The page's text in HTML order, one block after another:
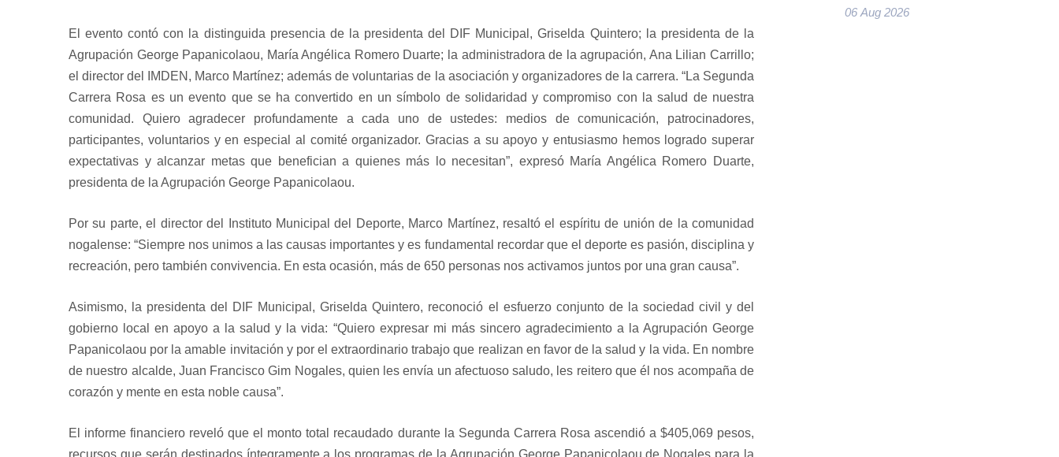
El evento contó con la distinguida presencia de la presidenta del DIF Municipal, Griselda Quintero; la presidenta de la
Agrupación George Papanicolaou, María Angélica Romero Duarte; la administradora de la agrupación, Ana Lilian Carrillo;
el director del IMDEN, Marco Martínez; además de voluntarias de la asociación y organizadores de la carrera. “La Segunda
Carrera Rosa es un evento que se ha convertido en un símbolo de solidaridad y compromiso con la salud de nuestra
comunidad. Quiero agradecer profundamente a cada uno de ustedes: medios de comunicación, patrocinadores,
participantes, voluntarios y en especial al comité organizador. Gracias a su apoyo y entusiasmo hemos logrado superar
expectativas y alcanzar metas que benefician a quienes más lo necesitan”, expresó María Angélica Romero Duarte,
presidenta de la Agrupación George Papanicolaou.
Por su parte, el director del Instituto Municipal del Deporte, Marco Martínez, resaltó el espíritu de unión de la comunidad
nogalense: “Siempre nos unimos a las causas importantes y es fundamental recordar que el deporte es pasión, disciplina y
recreación, pero también convivencia. En esta ocasión, más de 650 personas nos activamos juntos por una gran causa”.
Asimismo, la presidenta del DIF Municipal, Griselda Quintero, reconoció el esfuerzo conjunto de la sociedad civil y del
gobierno local en apoyo a la salud y la vida: “Quiero expresar mi más sincero agradecimiento a la Agrupación George
Papanicolaou por la amable invitación y por el extraordinario trabajo que realizan en favor de la salud y la vida. En nombre
de nuestro alcalde, Juan Francisco Gim Nogales, quien les envía un afectuoso saludo, les reitero que él nos acompaña de
corazón y mente en esta noble causa”.
El informe financiero reveló que el monto total recaudado durante la Segunda Carrera Rosa ascendió a $405,069 pesos,
recursos que serán destinados íntegramente a los programas de la Agrupación George Papanicolaou de Nogales para la
06 Aug 2026